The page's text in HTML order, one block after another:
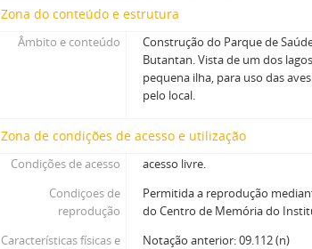
Zona do conteúdo e estrutura
Âmbito e conteúdo
Construção do Parque de
Butantan. Vista de um dos
pequena ilha, para uso das
pelo local.
Zona de condições de acesso e utilização
Condições de acesso
acesso livre.
Condiçoes de
reprodução
Permitida a reprodução
do Centro de Memória do
Características físicas e
Notação anterior: 09.112 (n)